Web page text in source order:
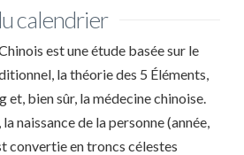
calendrier
est une étude basée sur le
la théorie des 5 Éléments,
et, bien sûr, la médecine chinoise.
naissance de la personne (année,
convertie en troncs célestes